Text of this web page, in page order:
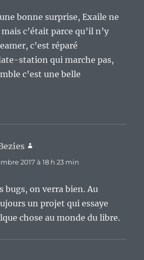
bonne surprise, Exaile ne
c’était parce qu’il n’y
c’est réparé
station qui marche pas,
c’est une belle
2017 à 18 h 23 min
bugs, on verra bien. Au
un projet qui essaye
chose au monde du libre.